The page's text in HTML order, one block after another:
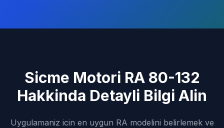
Sicme Motori RA 80-132
Hakkinda Detayli Bilgi Alin
Uygulamaniz icin en uygun RA modelini belirlemek ve